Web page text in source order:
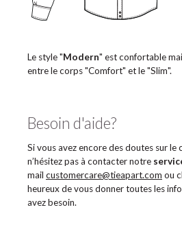
Le style "Modern" est confortable
entre le corps "Comfort" et le "Slim".
Besoin d'aide?
Si vous avez encore des doutes sur le
n’hésitez pas à contacter notre
mail customercare@tieapart.com ou
heureux de vous donner toutes les
avez besoin.